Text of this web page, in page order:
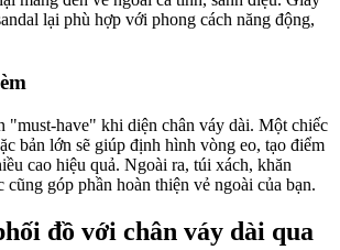
lại phù hợp với phong cách năng động,
"must-have" khi diện chân váy dài. Một chiếc
bản lớn sẽ giúp định hình vòng eo, tạo điểm
cao hiệu quả. Ngoài ra, túi xách, khăn
cũng góp phần hoàn thiện vẻ ngoài của bạn.
đồ với chân váy dài qua